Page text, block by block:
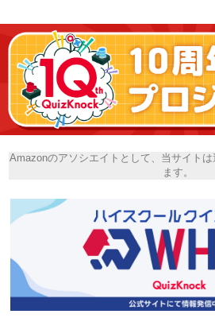
Amazonのアソシエイトとして、当サイト
ます。